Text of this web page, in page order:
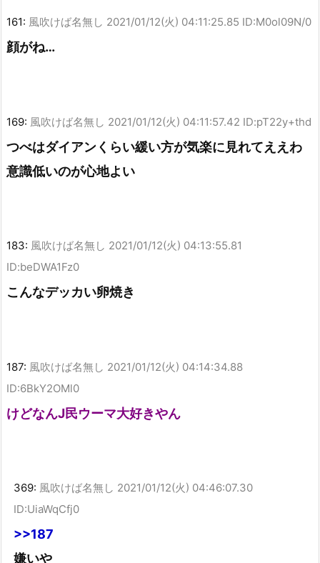
161: 風吹けば名無し 2021/01/12(火) 04:11:25.85 ID:M0ol09N/0
顔がね…
169: 風吹けば名無し 2021/01/12(火) 04:11:57.42 ID:pT22y+thd
つべはダイアンくらい緩い方が気楽に見れてええわ
意識低いのが心地よい
183: 風吹けば名無し 2021/01/12(火) 04:13:55.81
ID:beDWA1Fz0
こんなデッカい卵焼き
187: 風吹けば名無し 2021/01/12(火) 04:14:34.88
ID:6BkY2OMl0
けどなんJ民ウーマ大好きやん
369: 風吹けば名無し 2021/01/12(火) 04:46:07.30
ID:UiaWqCfj0
>>187
嫌いや